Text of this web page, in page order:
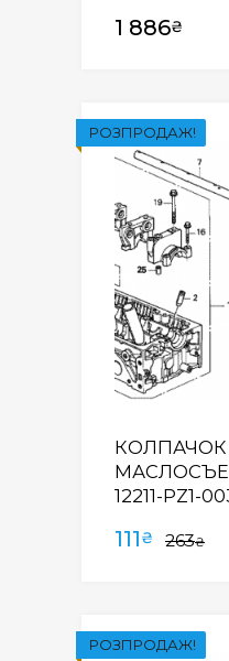
1 886₴
РОЗПРОДАЖ!
КОЛПАЧОК
12211-PZ1-
263₴
111₴
РОЗПРОДАЖ!